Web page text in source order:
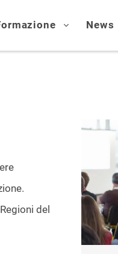
News
del